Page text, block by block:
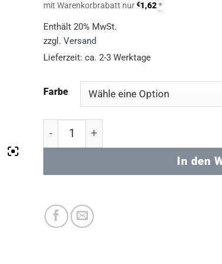
mit Warenkorbrabatt nur€1,62*
Enthält 20% MwSt.
zzgl.Versand
Lieferzeit: ca. 2-3 Werktage
Farbe
Nachfüllmine STABILO Pointball
In den